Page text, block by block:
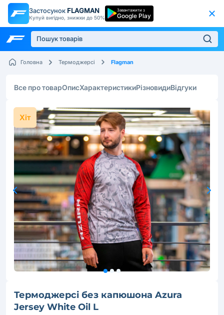
Застосунок FLAGMAN
Купуй вигідно, знижки до 50%
Завантажити з
Google Play
Головна Термоджерсі Flagman
Все про товарОписХарактеристикиРізновидиВідгуки
Хіт
Термоджерсі без капюшона Azura
Jersey White Oil L